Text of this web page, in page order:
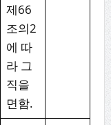
제66
조의2
에 따
라 그
직을
면함.